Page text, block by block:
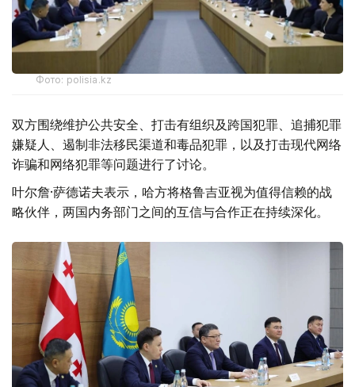
Фото: polisia.kz
双方围绕维护公共安全、打击有组织及跨国犯罪、追捕犯罪
嫌疑人、遏制非法移民渠道和毒品犯罪，以及打击现代网络
诈骗和网络犯罪等问题进行了讨论。
叶尔詹·萨德诺夫表示，哈方将格鲁吉亚视为值得信赖的战
略伙伴，两国内务部门之间的互信与合作正在持续深化。